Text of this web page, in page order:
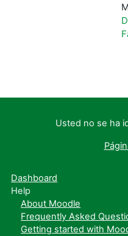
Usted no se ha
Dashboard
Help
About Moodle
Frequently Asked
Getting started with